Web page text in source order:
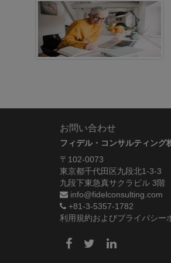
お問い合わせ
フィデル・コンサルティング
〒102-0073
東京都千代田区九段北1-3-3
九段下東急真サクラビル 3階
info@fidelconsulting.com
+81-3-5357-1782
利用規約およびプライバシー